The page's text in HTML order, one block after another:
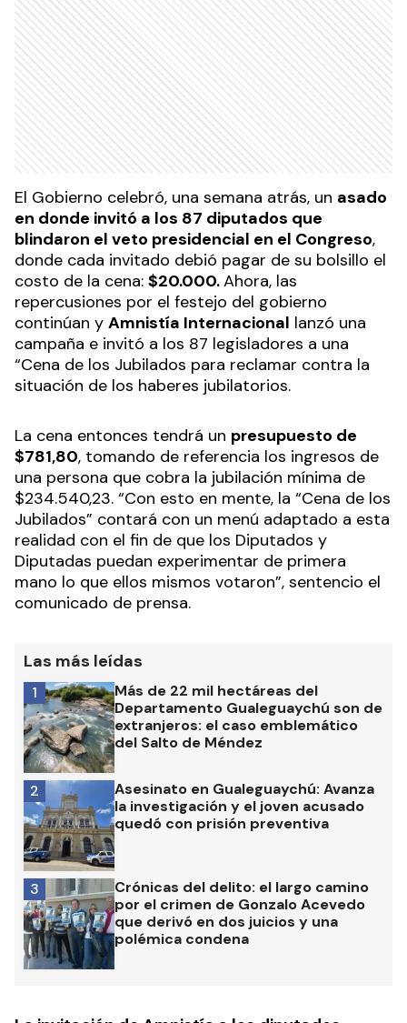
El Gobierno celebró, una semana atrás, un asado
en donde invitó a los 87 diputados que
blindaron el veto presidencial en el Congreso,
donde cada invitado debió pagar de su bolsillo el
costo de la cena: $20.000.Ahora, las
repercusiones por el festejo del gobierno
continúan y Amnistía Internacional lanzó una
campaña e invitó a los 87 legisladores a una
“Cena de los Jubilados para reclamar contra la
situación de los haberes jubilatorios.
La cena entonces tendrá un presupuesto de
$781,80, tomando de referencia los ingresos de
una persona que cobra la jubilación mínima de
$234.540,23. “Con esto en mente, la “Cena de los
Jubilados” contará con un menú adaptado a esta
realidad con el fin de que los Diputados y
Diputadas puedan experimentar de primera
mano lo que ellos mismos votaron”, sentencio el
comunicado de prensa.
Las más leídas
Más de 22 mil hectáreas del
Departamento Gualeguaychú son de
extranjeros: el caso emblemático
del Salto de Méndez
1
Asesinato en Gualeguaychú: Avanza
la investigación y el joven acusado
quedó con prisión preventiva
2
Crónicas del delito: el largo camino
por el crimen de Gonzalo Acevedo
que derivó en dos juicios y una
polémica condena
3